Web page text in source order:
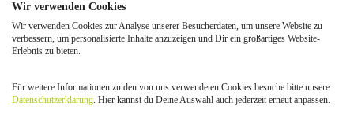
Hauptfutter
Ergänzungsfutter
Frostfutter
Schildkrötenfutter
Pumpen & Luftbefeuchter
Terrarien
Wir verwenden Cookies
Wir verwenden Cookies zur Analyse unserer Besucherdaten, um unsere Website zu
verbessern, um personalisierte Inhalte anzuzeigen und Dir ein großartiges Website-
Erlebnis zu bieten.
Für weitere Informationen zu den von uns verwendeten Cookies besuche bitte unsere
Datenschutzerklärung. Hier kannst du Deine Auswahl auch jederzeit erneut anpassen.